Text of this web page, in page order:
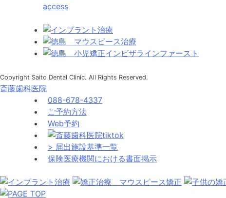
access
Copyright Saito Dental Clinic. All Rights Reserved.
斎藤歯科医院
088-678-4337
ご予約方法
Web予約
> 届出施設基準一覧
保険医療機関における書面掲示